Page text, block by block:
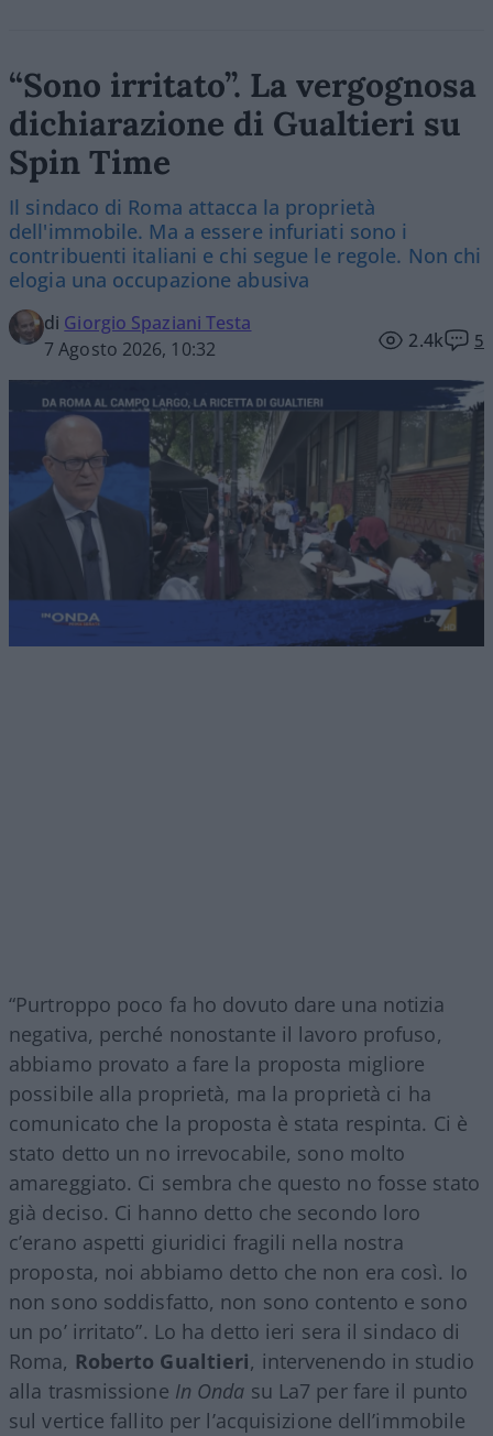
“Sono irritato”. La vergognosa
dichiarazione di Gualtieri su
Spin Time
Il sindaco di Roma attacca la proprietà
dell'immobile. Ma a essere infuriati sono i
contribuenti italiani e chi segue le regole. Non chi
elogia una occupazione abusiva
di Giorgio Spaziani Testa
7 Agosto 2026, 10:32
2.4k 5
“Purtroppo poco fa ho dovuto dare una notizia
negativa, perché nonostante il lavoro profuso,
abbiamo provato a fare la proposta migliore
possibile alla proprietà, ma la proprietà ci ha
comunicato che la proposta è stata respinta. Ci è
stato detto un no irrevocabile, sono molto
amareggiato. Ci sembra che questo no fosse stato
già deciso. Ci hanno detto che secondo loro
c’erano aspetti giuridici fragili nella nostra
proposta, noi abbiamo detto che non era così. Io
non sono soddisfatto, non sono contento e sono
un po’ irritato”. Lo ha detto ieri sera il sindaco di
Roma, Roberto Gualtieri, intervenendo in studio
alla trasmissione In Onda su La7 per fare il punto
sul vertice fallito per l’acquisizione dell’immobile